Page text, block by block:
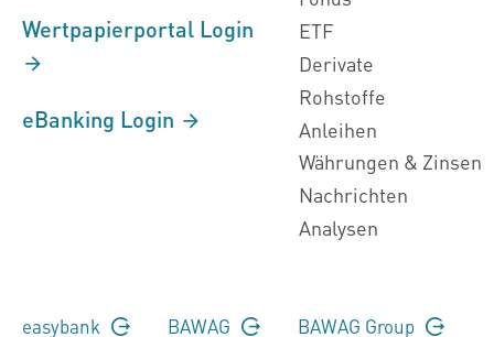
Wertpapierportal Login
eBanking Login
ETF
Derivate
Rohstoffe
Anleihen
Währungen & Zinsen
Nachrichten
Analysen
easybank BAWAG BAWAG Group